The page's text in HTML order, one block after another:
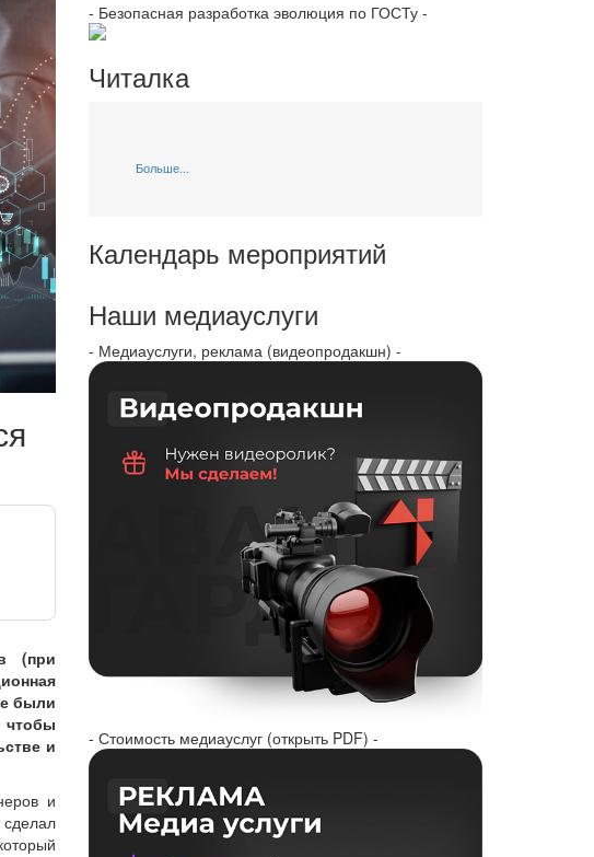
(при
были
и
и
сделал
- Безопасная разработка эволюция по ГОСТу -
Читалка
Больше...
Календарь мероприятий
Наши медиауслуги
- Медиауслуги, реклама (видеопродакшн) -
- Стоимость медиауслуг (открыть PDF) -